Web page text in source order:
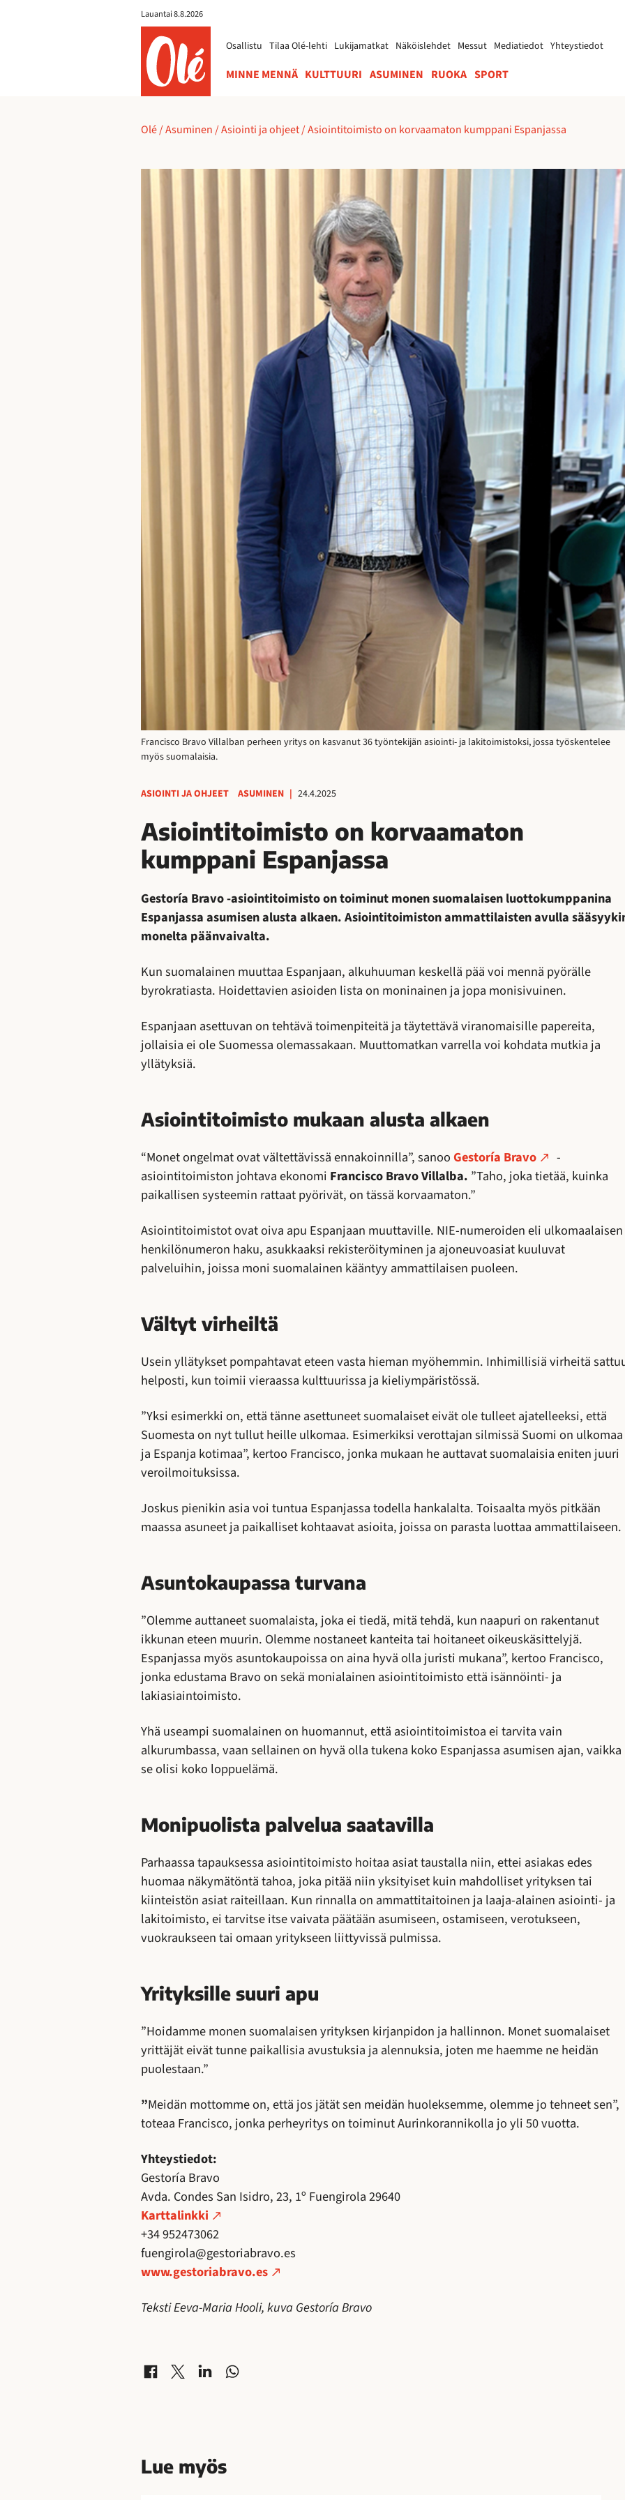
Lauantai 8.8.2026
ole.fi
Osallistu Tilaa Olé-lehti Lukijamatkat Näköislehdet Messut Mediatiedot Yhteystiedot
MINNE MENNÄ KULTTUURI ASUMINEN RUOKA SPORT
Olé/Asuminen/Asiointi ja ohjeet/Asiointitoimisto on korvaamaton kumppani Espanjassa
Francisco Bravo Villalban perheen yritys on kasvanut 36 työntekijän asiointi- ja lakitoimistoksi, jossa työskentelee
myös suomalaisia.
ASIOINTI JA OHJEET ASUMINEN | 24.4.2025
Asiointitoimisto on korvaamaton
kumppani Espanjassa
Gestoría Bravo -asiointitoimisto on toiminut monen suomalaisen luottokumppanina
Espanjassa asumisen alusta alkaen. Asiointitoimiston ammattilaisten avulla
monelta päänvaivalta.
Kun suomalainen muuttaa Espanjaan, alkuhuuman keskellä pää voi mennä pyörälle
byrokratiasta. Hoidettavien asioiden lista on moninainen ja jopa monisivuinen.
Espanjaan asettuvan on tehtävä toimenpiteitä ja täytettävä viranomaisille papereita,
jollaisia ei ole Suomessa olemassakaan. Muuttomatkan varrella voi kohdata mutkia ja
yllätyksiä.
Asiointitoimisto mukaan alusta alkaen
“Monet ongelmat ovat vältettävissä ennakoinnilla”, sanooGestoría Bravo
-
asiointitoimiston johtava ekonomi Francisco Bravo Villalba. ”Taho, joka tietää, kuinka
paikallisen systeemin rattaat pyörivät, on tässä korvaamaton.”
Asiointitoimistot ovat oiva apu Espanjaan muuttaville. NIE-numeroiden eli ulkomaalaisen
henkilönumeron haku, asukkaaksi rekisteröityminen ja ajoneuvoasiat kuuluvat
palveluihin, joissa moni suomalainen kääntyy ammattilaisen puoleen.
Vältyt virheiltä
Usein yllätykset pompahtavat eteen vasta hieman myöhemmin. Inhimillisiä virheitä
helposti, kun toimii vieraassa kulttuurissa ja kieliympäristössä.
”Yksi esimerkki on, että tänne asettuneet suomalaiset eivät ole tulleet ajatelleeksi, että
Suomesta on nyt tullut heille ulkomaa. Esimerkiksi verottajan silmissä Suomi on ulkomaa
ja Espanja kotimaa”, kertoo Francisco, jonka mukaan he auttavat suomalaisia eniten juuri
veroilmoituksissa.
Joskus pienikin asia voi tuntua Espanjassa todella hankalalta. Toisaalta myös pitkään
maassa asuneet ja paikalliset kohtaavat asioita, joissa on parasta luottaa ammattilaiseen.
Asuntokaupassa turvana
”Olemme auttaneet suomalaista, joka ei tiedä, mitä tehdä, kun naapuri on rakentanut
ikkunan eteen muurin. Olemme nostaneet kanteita tai hoitaneet oikeuskäsittelyjä.
Espanjassa myös asuntokaupoissa on aina hyvä olla juristi mukana”, kertoo Francisco,
jonka edustama Bravo on sekä monialainen asiointitoimisto että isännöinti- ja
lakiasiaintoimisto.
Yhä useampi suomalainen on huomannut, että asiointitoimistoa ei tarvita vain
alkurumbassa, vaan sellainen on hyvä olla tukena koko Espanjassa asumisen ajan, vaikka
se olisi koko loppuelämä.
Monipuolista palvelua saatavilla
Parhaassa tapauksessa asiointitoimisto hoitaa asiat taustalla niin, ettei asiakas edes
huomaa näkymätöntä tahoa, joka pitää niin yksityiset kuin mahdolliset yrityksen tai
kiinteistön asiat raiteillaan. Kun rinnalla on ammattitaitoinen ja laaja-alainen asiointi- ja
lakitoimisto, ei tarvitse itse vaivata päätään asumiseen, ostamiseen, verotukseen,
vuokraukseen tai omaan yritykseen liittyvissä pulmissa.
Yrityksille suuri apu
”Hoidamme monen suomalaisen yrityksen kirjanpidon ja hallinnon. Monet suomalaiset
yrittäjät eivät tunne paikallisia avustuksia ja alennuksia, joten me haemme ne heidän
puolestaan.”
”Meidän mottomme on, että jos jätät sen meidän huoleksemme, olemme jo tehneet sen”,
toteaa Francisco, jonka perheyritys on toiminut Aurinkorannikolla jo yli 50 vuotta.
Yhteystiedot:
Gestoría Bravo
Avda. Condes San Isidro, 23, 1º Fuengirola 29640
Karttalinkki
+34 952473062
fuengirola@gestoriabravo.es
www.gestoriabravo.es
Teksti Eeva-Maria Hooli, kuva Gestoría Bravo
Jaa Facebookissa
Jaa X-palvelussaJaa LinkedInissä
Lue myös